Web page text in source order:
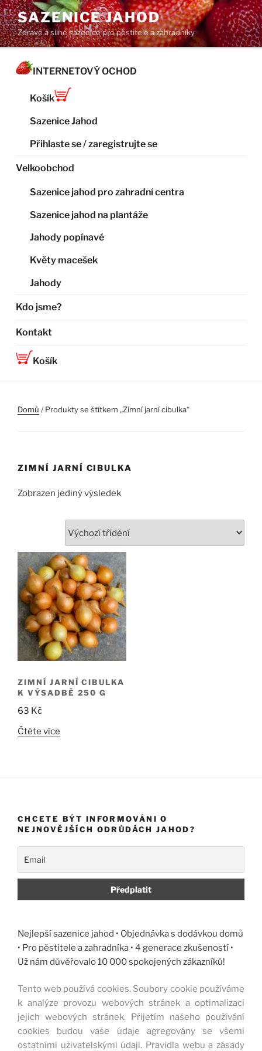
Přejít
k
obsahu
webu
SAZENICE JAHOD
Zdravé a silné sazenice pro pěstitele a zahradníky
INTERNETOVÝ OCHOD
Košík
Sazenice Jahod
Přihlaste se / zaregistrujte se
Velkoobchod
Sazenice jahod pro zahradní centra
Sazenice jahod na plantáže
Jahody popínavé
Květy macešek
Jahody
Kdo jsme?
Kontakt
Košík
Domů / Produkty se štítkem „Zimní jarní cibulka“
ZIMNÍ JARNÍ CIBULKA
Zobrazen jediný výsledek
ZIMNÍ JARNÍ CIBULKA
K VÝSADBĚ 250 G
63 Kč
Čtěte více
CHCETE BÝT INFORMOVÁNI O
NEJNOVĚJŠÍCH ODRŮDÁCH JAHOD?
Nejlepší sazenice jahod • Objednávka s dodávkou domů
• Pro pěstitele a zahradníka • 4 generace zkušeností •
Už nám důvěřovalo 10 000 spokojených zákazníků!
Tento web používá cookies. Soubory cookie používáme
k analýze provozu webových stránek a optimalizaci
jejich webových stránek. Přijetím našeho používání
cookies budou vaše údaje agregovány se všemi
ostatními uživatelskými údaji. Pravidla webu a zásady